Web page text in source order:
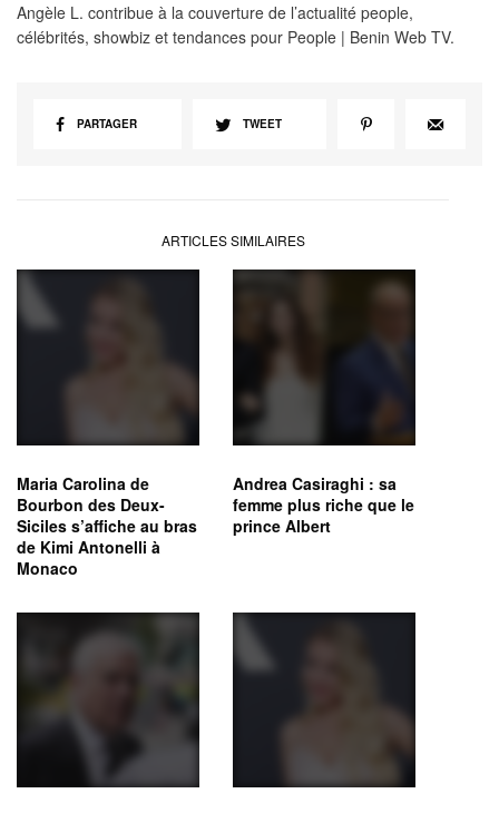
Angèle L. contribue à la couverture de l’actualité people,
célébrités, showbiz et tendances pour People | Benin Web TV.
PARTAGER TWEET
ARTICLES SIMILAIRES
Maria Carolina de
Bourbon des Deux-
Siciles s’affiche au bras
de Kimi Antonelli à
Monaco
Andrea Casiraghi : sa
femme plus riche que le
prince Albert